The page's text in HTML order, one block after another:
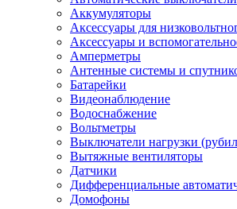
Аккумуляторы
Аксессуары для
Аксессуары и
Амперметры
Антенные системы и
Батарейки
Видеонаблюдение
Водоснабжение
Вольтметры
Выключатели нагрузки
Вытяжные вентиляторы
Датчики
Дифференциальные
Домофоны